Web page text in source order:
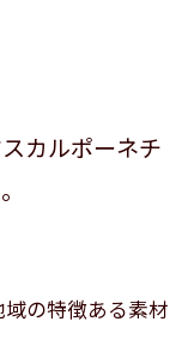
カルポーネチ
域の特徴ある素材